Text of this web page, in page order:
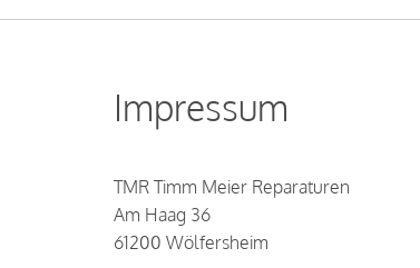
Impressum
TMR Timm Meier Reparaturen
Am Haag 36
61200 Wölfersheim